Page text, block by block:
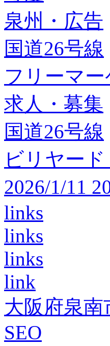
泉州・広告
国道26号線
フリーマ
求人・募集
国道26号線
ビリヤード
2026/1/11
links
links
links
link
大阪府泉南
SEO